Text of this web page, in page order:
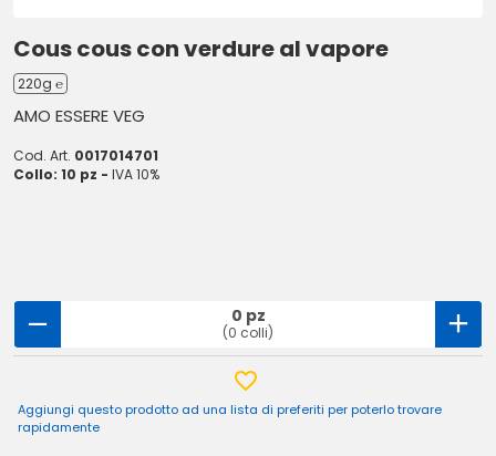
Cous cous con verdure al vapore
220g ℮
AMO ESSERE VEG
Cod. Art. 0017014701
Collo: 10 pz - IVA 10%
0 pz
(0 colli)
Aggiungi questo prodotto ad una lista di preferiti per poterlo trovare
rapidamente